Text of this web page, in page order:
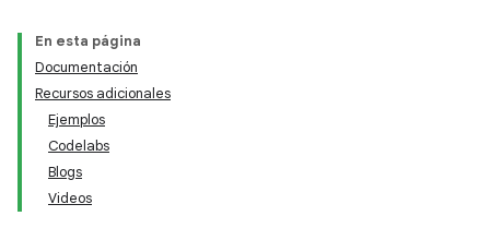
En esta página
Documentación
Recursos adicionales
Ejemplos
Codelabs
Blogs
Videos